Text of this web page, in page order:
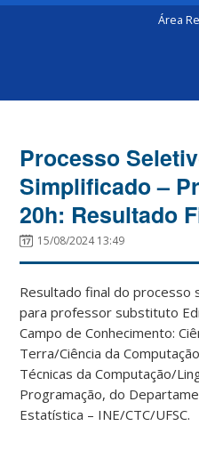
Área
Processo
Simplificado –
20h: Resultado
15/08/2024 13:49
Resultado final do processo
para professor substituto
Campo de Conhecimento:
Terra/Ciência da
Técnicas da Computação/
Programação, do
Estatística – INE/CTC/UFSC.